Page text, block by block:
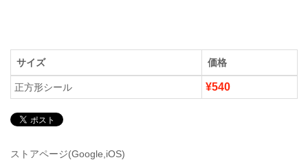
サイズ 価格
正方形シール ¥540
ストアページ(Google,iOS)